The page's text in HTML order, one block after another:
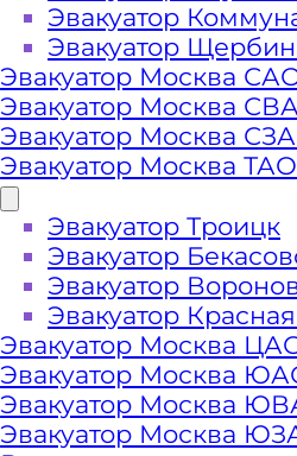
в
Эвакуатор
Эвакуатор
Эвакуатор Москва
Эвакуатор Москва
Эвакуатор Москва
Эвакуатор Москва ТАО
Эвакуатор Троицк
Эвакуатор
Эвакуатор
Эвакуатор
Эвакуатор Москва
Эвакуатор Москва
Эвакуатор Москва
Эвакуатор Москва